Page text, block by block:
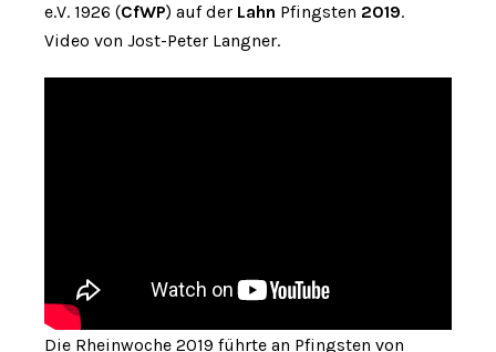
e.V. 1926 (CfWP) auf der Lahn Pfingsten 2019.
Video von Jost-Peter Langner.
Die Rheinwoche 2019 führte an Pfingsten von